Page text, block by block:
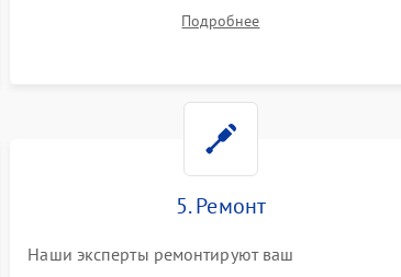
водонагревателя а также ответит на все ваши
Подробнее
5. Ремонт
Наши эксперты ремонтируют ваш